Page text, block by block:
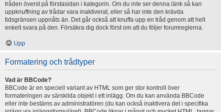
tråden överst på förstasidan i kategorin. Om du inte ser denna länk så kan
uppknuffning av trådar vara inaktiverat, eller så har inte den krävda
tidsgränsen uppnåts än. Det går också att knuffa upp en tråd genom att helt
enkelt svara på den. Försäkra dig dock först om att du följer forumreglerna.
Upp
Formatering och trådtyper
Vad är BBCode?
BBCode är en speciell variant av HTML som ger stor kontroll över
formateringen av särskilda objekt i ett inlägg. Om du kan använda BBCode
eller inte bestäms av administratören (du kan också inaktivera det i specifika